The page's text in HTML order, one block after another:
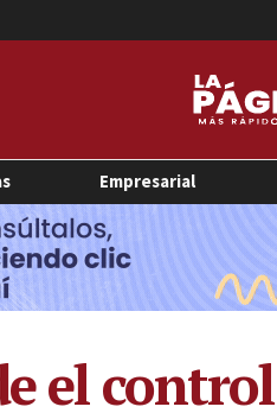
Empresarial
el